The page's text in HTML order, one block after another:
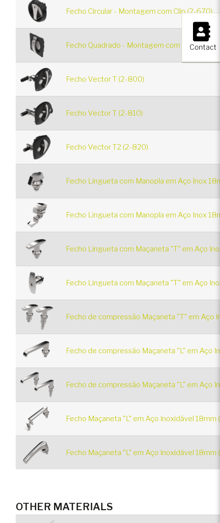
×
Contact
Fecho Circular - Montagem com Clip (2-670)
Fecho Quadrado - Montagem com Clip (2-
Fecho Vector T (2-800)
Fecho Vector T (2-810)
Fecho Vector T2 (2-820)
Fecho Lingueta com Manopla em Aço Inox
Fecho Lingueta com Manopla em Aço Inox
Fecho Lingueta com Maçaneta "T" em Aço
Fecho Lingueta com Maçaneta "T" em Aço
Fecho de compressão Maçaneta "T" em Aço
Fecho de compressão Maçaneta "L" em Aço
Fecho de compressão Maçaneta "L" em Aço
Fecho Maçaneta "L" em Aço Inoxidável 18mm
Fecho Maçaneta "L" em Aço Inoxidável 18mm
OTHER MATERIALS